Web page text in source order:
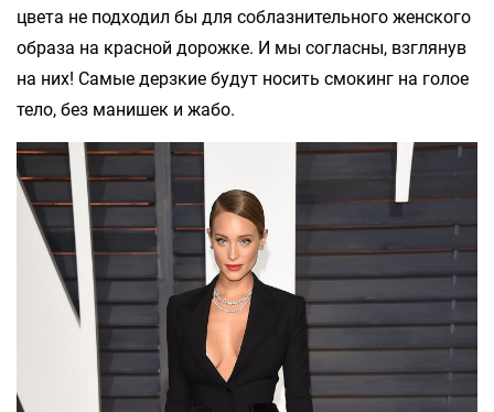
цвета не подходил бы для соблазнительного женского
образа на красной дорожке. И мы согласны, взглянув
на них! Самые дерзкие будут носить смокинг на голое
тело, без манишек и жабо.